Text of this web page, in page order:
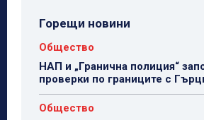
Горещи новини
Общество
НАП и „Гранична полиция“
проверки по границите с
Общество